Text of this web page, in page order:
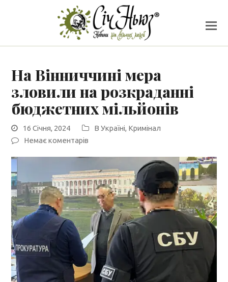
На Вінниччині мера
зловили на розкраданні
бюджетних мільйонів
16 Січня, 2024 В Україні, Кримінал
Немає коментарів